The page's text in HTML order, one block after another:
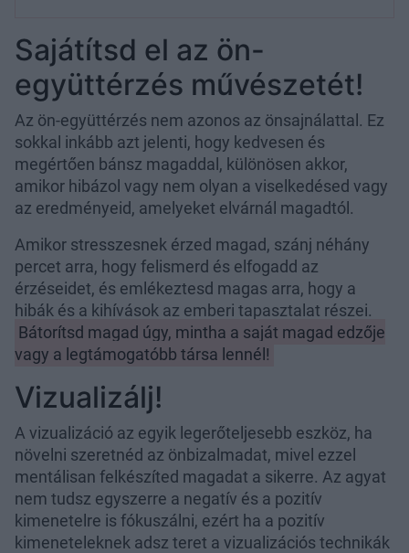
Sajátítsd el az ön-
együttérzés művészetét!
Az ön-együttérzés nem azonos az önsajnálattal. Ez
sokkal inkább azt jelenti, hogy kedvesen és
megértően bánsz magaddal, különösen akkor,
amikor hibázol vagy nem olyan a viselkedésed vagy
az eredményeid, amelyeket elvárnál magadtól.
Amikor stresszesnek érzed magad, szánj néhány
percet arra, hogy felismerd és elfogadd az
érzéseidet, és emlékeztesd magas arra, hogy a
hibák és a kihívások az emberi tapasztalat részei.
Bátorítsd magad úgy, mintha a saját magad edzője
vagy a legtámogatóbb társa lennél!
Vizualizálj!
A vizualizáció az egyik legerőteljesebb eszköz, ha
növelni szeretnéd az önbizalmadat, mivel ezzel
mentálisan felkészíted magadat a sikerre. Az agyat
nem tudsz egyszerre a negatív és a pozitív
kimenetelre is fókuszálni, ezért ha a pozitív
kimeneteleknek adsz teret a vizualizációs technikák